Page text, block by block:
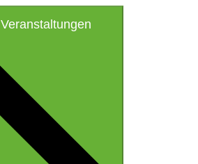
Veranstaltungen